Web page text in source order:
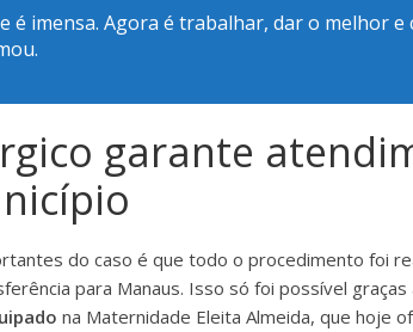
é imensa. Agora é trabalhar, dar o melhor
garante
do caso é que todo o procedimento foi
para Manaus. Isso só foi possível graças
na Maternidade Eleita Almeida, que hoje